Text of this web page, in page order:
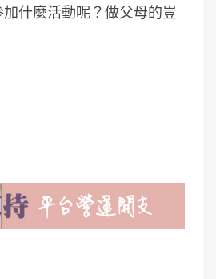
什麼活動呢？做父母的豈